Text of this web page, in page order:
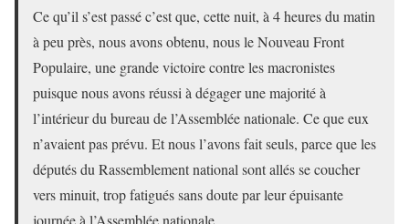
Ce qu’il s’est passé c’est que, cette nuit, à 4 heures du matin
à peu près, nous avons obtenu, nous le Nouveau Front
Populaire, une grande victoire contre les macronistes
puisque nous avons réussi à dégager une majorité à
l’intérieur du bureau de l’Assemblée nationale. Ce que eux
n’avaient pas prévu. Et nous l’avons fait seuls, parce que les
députés du Rassemblement national sont allés se coucher
vers minuit, trop fatigués sans doute par leur épuisante